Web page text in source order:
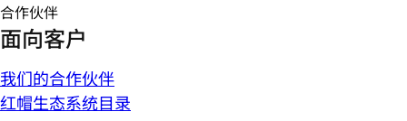
合作伙伴
面向客户
我们的合作伙伴
红帽生态系统目录